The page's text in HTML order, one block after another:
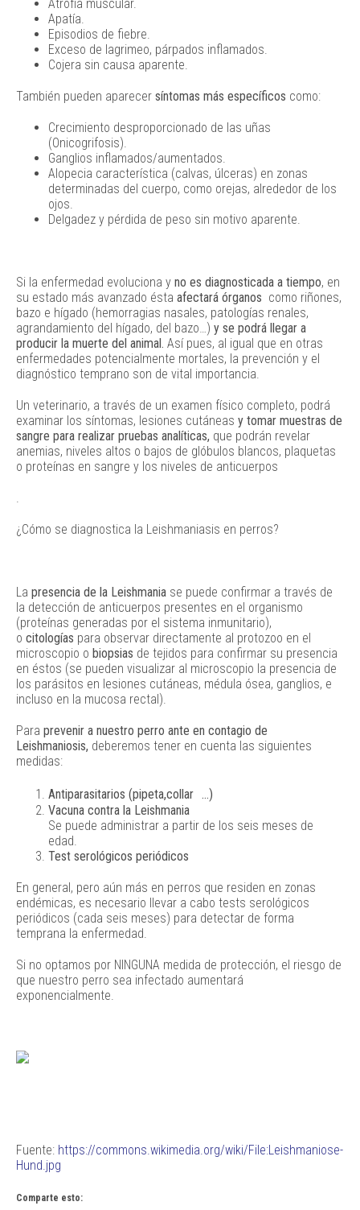
Atrofia muscular.
Apatía.
Episodios de fiebre.
Exceso de lagrimeo, párpados inflamados.
Cojera sin causa aparente.
También pueden aparecer síntomas más específicos como:
Crecimiento desproporcionado de las uñas
(Onicogrifosis).
Ganglios inflamados/aumentados.
Alopecia característica (calvas, úlceras) en zonas
determinadas del cuerpo, como orejas, alrededor de los
ojos.
Delgadez y pérdida de peso sin motivo aparente.
Si la enfermedad evoluciona y no es diagnosticada a tiempo, en
su estado más avanzado ésta afectará órganos como riñones,
bazo e hígado (hemorragias nasales, patologías renales,
agrandamiento del hígado, del bazo…) y se podrá llegar a
producir la muerte del animal. Así pues, al igual que en otras
enfermedades potencialmente mortales, la prevención y el
diagnóstico temprano son de vital importancia.
Un veterinario, a través de un examen físico completo, podrá
examinar los síntomas, lesiones cutáneas y tomar muestras de
sangre para realizar pruebas analíticas, que podrán revelar
anemias, niveles altos o bajos de glóbulos blancos, plaquetas
o proteínas en sangre y los niveles de anticuerpos
.
¿Cómo se diagnostica la Leishmaniasis en perros?
La presencia de la Leishmania se puede confirmar a través de
la detección de anticuerpos presentes en el organismo
(proteínas generadas por el sistema inmunitario),
o citologías para observar directamente al protozoo en el
microscopio o biopsias de tejidos para confirmar su presencia
en éstos (se pueden visualizar al microscopio la presencia de
los parásitos en lesiones cutáneas, médula ósea, ganglios, e
incluso en la mucosa rectal).
Para prevenir a nuestro perro ante en contagio de
Leishmaniosis, deberemos tener en cuenta las siguientes
medidas:
Antiparasitarios (pipeta,collar …)
Vacuna contra la Leishmania
Se puede administrar a partir de los seis meses de
edad.
Test serológicos periódicos
En general, pero aún más en perros que residen en zonas
endémicas, es necesario llevar a cabo tests serológicos
periódicos (cada seis meses) para detectar de forma
temprana la enfermedad.
Si no optamos por NINGUNA medida de protección, el riesgo de
que nuestro perro sea infectado aumentará
exponencialmente.
Fuente: https://commons.wikimedia.org/wiki/File:Leishmaniose-
Hund.jpg
Comparte esto: